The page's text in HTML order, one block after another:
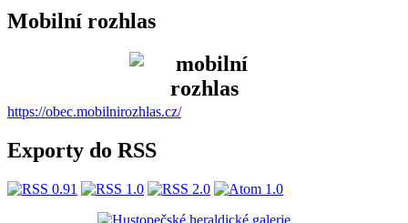
Mobilní rozhlas
https://obec.mobilnirozhlas.cz/
Exporty do RSS